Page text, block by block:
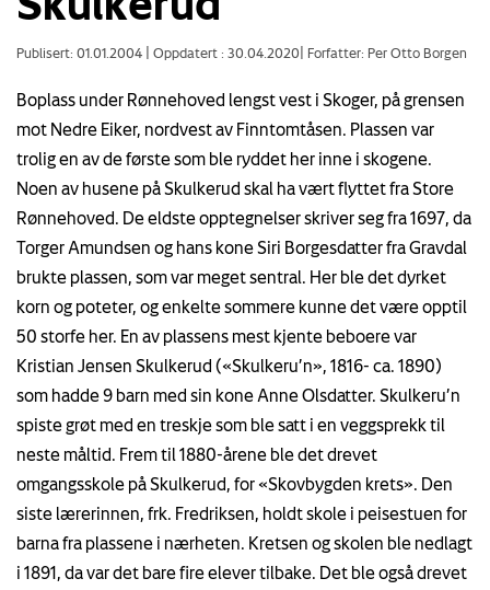
Publisert: 01.01.2004 Oppdatert : 30.04.2020 Forfatter: Per Otto Borgen
Boplass under Rønnehoved lengst vest i Skoger, på grensen
mot Nedre Eiker, nordvest av Finntomtåsen. Plassen var
trolig en av de første som ble ryddet her inne i skogene.
Noen av husene på Skulkerud skal ha vært flyttet fra Store
Rønnehoved. De eldste opptegnelser skriver seg fra 1697, da
Torger Amundsen og hans kone Siri Borgesdatter fra Gravdal
brukte plassen, som var meget sentral. Her ble det dyrket
korn og poteter, og enkelte sommere kunne det være opptil
50 storfe her. En av plassens mest kjente beboere var
Kristian Jensen Skulkerud («Skulkeru’n», 1816- ca. 1890)
som hadde 9 barn med sin kone Anne Olsdatter. Skulkeru’n
spiste grøt med en treskje som ble satt i en veggsprekk til
neste måltid. Frem til 1880-årene ble det drevet
omgangsskole på Skulkerud, for «Skovbygden krets». Den
siste lærerinnen, frk. Fredriksen, holdt skole i peisestuen for
barna fra plassene i nærheten. Kretsen og skolen ble nedlagt
i 1891, da var det bare fire elever tilbake. Det ble også drevet